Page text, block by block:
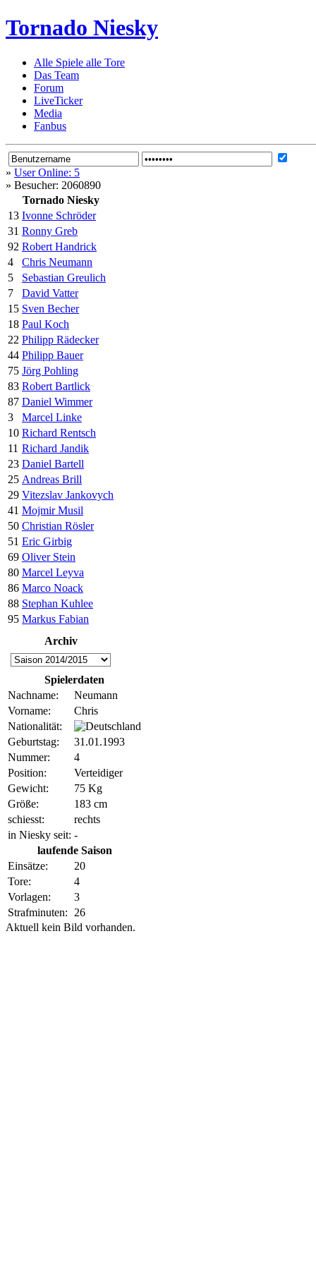
Tornado Niesky
Alle Spiele alle Tore
Das Team
Forum
LiveTicker
Media
Fanbus
» User Online: 5
» Besucher: 2060890
Tornado Niesky
13 Ivonne Schröder
31 Ronny Greb
92 Robert Handrick
4
Chris Neumann
5
Sebastian Greulich
7
David Vatter
15 Sven Becher
18 Paul Koch
22 Philipp Rädecker
44 Philipp Bauer
75 Jörg Pohling
83 Robert Bartlick
87 Daniel Wimmer
3
Marcel Linke
10 Richard Rentsch
11 Richard Jandik
23 Daniel Bartell
25 Andreas Brill
29 Vitezslav Jankovych
41 Mojmir Musil
50 Christian Rösler
51 Eric Girbig
69 Oliver Stein
80 Marcel Leyva
86 Marco Noack
88 Stephan Kuhlee
95 Markus Fabian
Archiv
Spielerdaten
Nachname:
Neumann
Vorname:
Chris
Nationalität:
Geburtstag:
31.01.1993
Nummer:
4
Position:
Verteidiger
Gewicht:
75 Kg
Größe:
183 cm
schiesst:
rechts
in Niesky seit: -
laufende Saison
Einsätze:
20
Tore:
4
Vorlagen:
3
Strafminuten:
26
Aktuell kein Bild vorhanden.